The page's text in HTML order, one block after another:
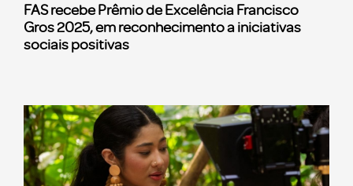
FAS recebe Prêmio de Excelência Francisco
Gros 2025, em reconhecimento a iniciativas
sociais positivas